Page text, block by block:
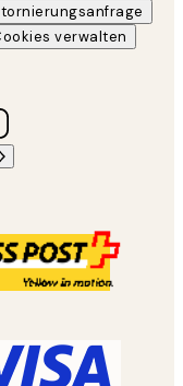
verwalten